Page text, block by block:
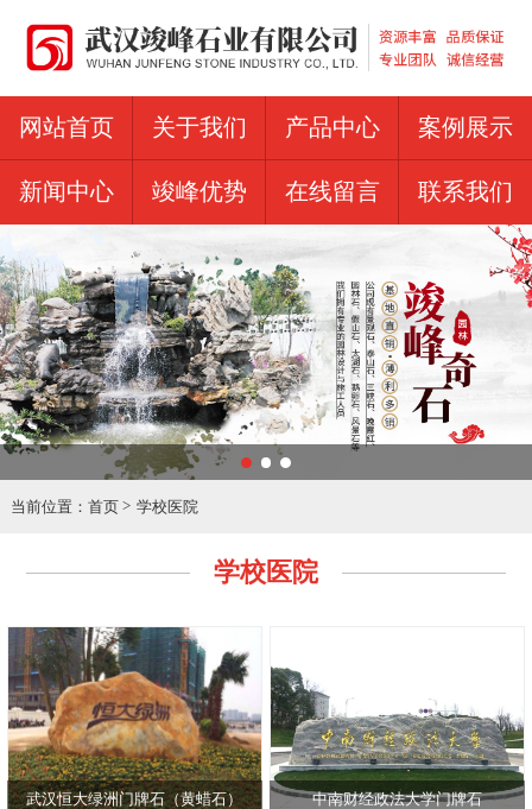
网站首页 关于我们 产品中心 案例展示
新闻中心 竣峰优势 在线留言 联系我们
当前位置： 首页 学校医院
学校医院
武汉恒大绿洲门牌石（黄蜡石） 中南财经政法大学门牌石